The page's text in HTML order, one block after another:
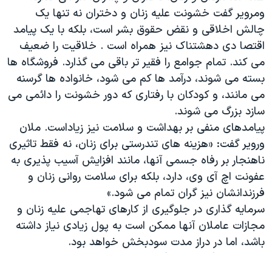
اسرائیل در جنگ
گالری عکس
آرشیو پخش زنده
ورزش زنان در ایران
اعتراضات زن، زندگی، آزادی
مجموعه مستندهای دادخواهی
تریبونال مردمی آبان ۹۸
دادگاه حمید نوری
چهل سال گروگان‌گیری
قانون شفافیت دارائی کادر رهبری ایران
اعتراضات مردمی آبان ۹۸
اسرائیل در جنگ
نرگس محمدی برنده جایزه نوبل صلح
همایش محافظه‌کاران آمریکا «سی‌پک»
زبانهای مختلف
ومرویر گفت خشونت علیه زنان و دختران نه تنها یک
چالش اخلاقی و نقض حقوق بشر است، بلکه با یک پیامد
اقتصا دی دهشتناک نیز همراه است . خلاقیت را ضعیف
می کند. تمام جوامع را فقیر تر باقی می گذارد. فروشگاه ها
بسته می شوند، درآمد ها کم می شود، خانواده ها گرسنه
می مانند، و کودکان با رفتاری که دور خشونت را دائمی می
سازد بزرگ می شوند.
پیامدهای منفی بر بهداشت و سلامت نیز زیاداست. ملان
ورویر گفت: «هزینه های تندرستی برای زنان، نه فقط تاثیری
ناهنجار بر رفاه جسمی آنها، مانند افزایش آسیب پذیری به
عفونت اچ آی وی، دارد، بلکه برای سلامت روانی زنان و
فرزندانشان نیز گران تمام می شود.»
سرمایه گذاری در جلوگیری از کارهای تهاجمی علیه زنان و
مجازات عاملان آنها ممکن است به پول زیادی نیاز داشته
باشد، اما در دراز مدت سودبخش خواهد بود.